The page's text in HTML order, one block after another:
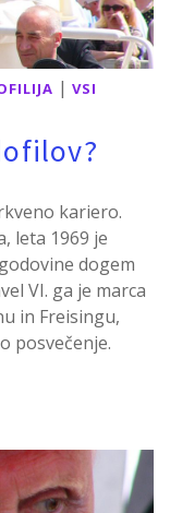
| VSI
kariero.
leta 1969 je
dogem
VI. ga je marca
in Freisingu,
posvečenje.